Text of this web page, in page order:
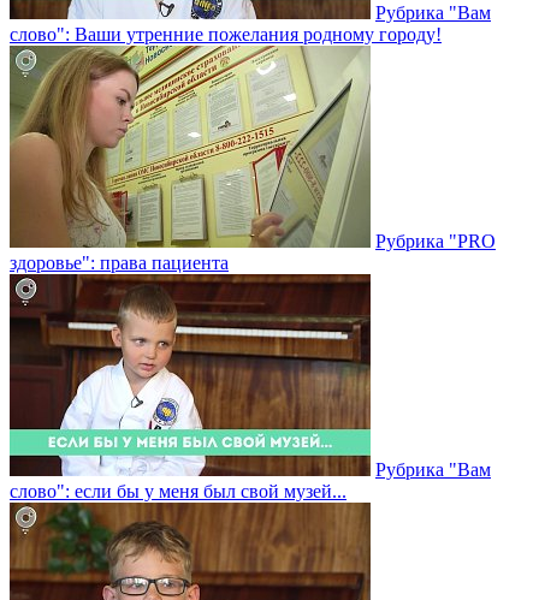
Рубрика "Вам
слово": Ваши утренние пожелания родному городу!
Рубрика "PRO
здоровье": права пациента
Рубрика "Вам
слово": если бы у меня был свой музей...